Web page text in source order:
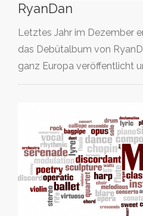
RyanDan
Letztes Jahr im Dezember
das Debütalbum von
ganz Europa veröffentlicht